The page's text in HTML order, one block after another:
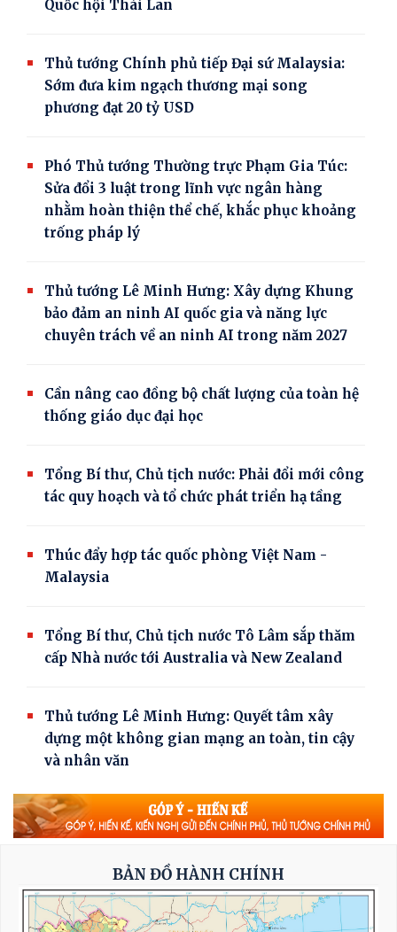
Quốc hội Thái Lan
Thủ tướng Chính phủ tiếp Đại sứ Malaysia:
Sớm đưa kim ngạch thương mại song
phương đạt 20 tỷ USD
Phó Thủ tướng Thường trực Phạm Gia Túc:
Sửa đổi 3 luật trong lĩnh vực ngân hàng
nhằm hoàn thiện thể chế, khắc phục khoảng
trống pháp lý
Thủ tướng Lê Minh Hưng: Xây dựng Khung
bảo đảm an ninh AI quốc gia và năng lực
chuyên trách về an ninh AI trong năm 2027
Cần nâng cao đồng bộ chất lượng của toàn hệ
thống giáo dục đại học
Tổng Bí thư, Chủ tịch nước: Phải đổi mới công
tác quy hoạch và tổ chức phát triển hạ tầng
Thúc đẩy hợp tác quốc phòng Việt Nam -
Malaysia
Tổng Bí thư, Chủ tịch nước Tô Lâm sắp thăm
cấp Nhà nước tới Australia và New Zealand
Thủ tướng Lê Minh Hưng: Quyết tâm xây
dựng một không gian mạng an toàn, tin cậy
và nhân văn
Thủ tướng Lê Minh Hưng: Bảo đảm an ninh
mạng phải gắn kết chặt chẽ, đồng bộ giữa 'bảo
vệ hệ thống' và 'bảo vệ con người'*
Toàn văn phát biểu của Thường trực Ban Bí
BẢN ĐỒ HÀNH CHÍNH